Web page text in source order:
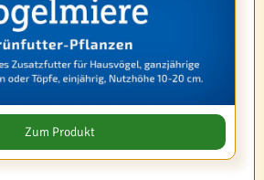
Zum Produkt